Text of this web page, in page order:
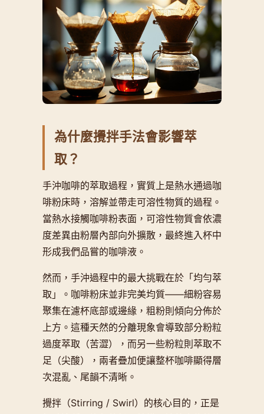
為什麼攪拌手法會影響萃
取？
手沖咖啡的萃取過程，實質上是熱水通過咖
啡粉床時，溶解並帶走可溶性物質的過程。
當熱水接觸咖啡粉表面，可溶性物質會依濃
度差異由粉層內部向外擴散，最終進入杯中
形成我們品嘗的咖啡液。
然而，手沖過程中的最大挑戰在於「均勻萃
取」。咖啡粉床並非完美均質——細粉容易
聚集在濾杯底部或邊緣，粗粉則傾向分佈於
上方。這種天然的分離現象會導致部分粉粒
過度萃取（苦澀），而另一些粉粒則萃取不
足（尖酸），兩者疊加便讓整杯咖啡顯得層
次混亂、尾韻不清晰。
攪拌（Stirring / Swirl）的核心目的，正是